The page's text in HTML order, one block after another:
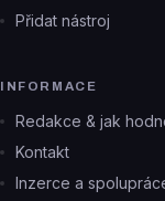
Přidat nástroj
INFORMACE
Redakce & jak
Kontakt
Inzerce a